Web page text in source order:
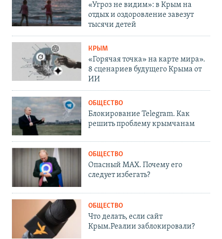
«Угроз не видим»: в Крым на
отдых и оздоровление завезут
тысячи детей
КРЫМ
«Горячая точка» на карте мира».
8 сценариев будущего Крыма от
ИИ
ОБЩЕСТВО
Блокирование Telegram. Как
решить проблему крымчанам
ОБЩЕСТВО
Опасный MAX. Почему его
следует избегать?
ОБЩЕСТВО
Что делать, если сайт
Крым.Реалии заблокировали?